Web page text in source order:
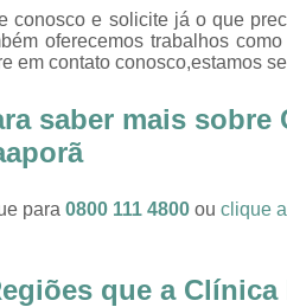
conosco e solicite já o que
oferecemos trabalhos
em contato conosco,estamos
saber mais sobre
para 0800 111 4800 ou clique
que a